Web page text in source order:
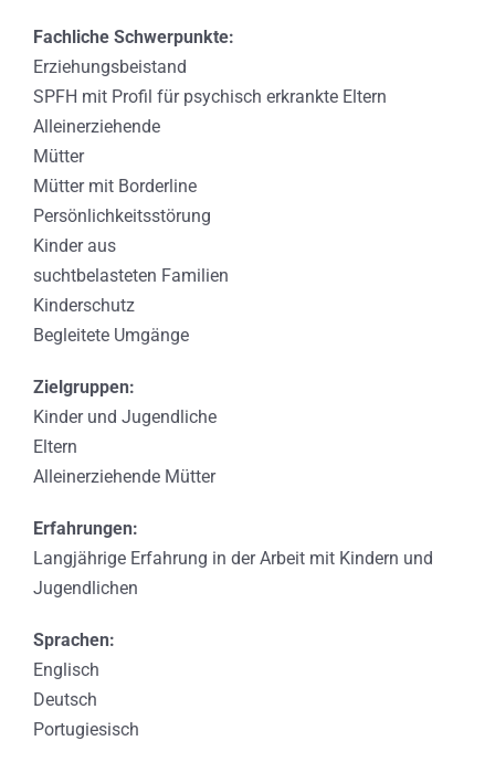
Fachliche Schwerpunkte:
Erziehungsbeistand
SPFH mit Profil für psychisch erkrankte Eltern
Alleinerziehende
Mütter
Mütter mit Borderline
Persönlichkeitsstörung
Kinder aus
suchtbelasteten Familien
Kinderschutz
Begleitete Umgänge
Zielgruppen:
Kinder und Jugendliche
Eltern
Alleinerziehende Mütter
Erfahrungen:
Langjährige Erfahrung in der Arbeit mit Kindern und
Jugendlichen
Sprachen:
Englisch
Deutsch
Portugiesisch